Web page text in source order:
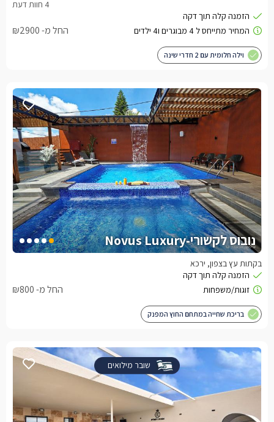
החל מ- ₪2900
וילה חלומית עם 2 חדרי שינה
נובוס לקשורי-Novus Luxury
בקתות עץ בצפון, ירכא
החל מ- ₪800
בריכת שחייה במתחם החוץ המפנק
שובר מילואים